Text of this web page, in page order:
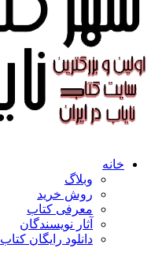
خانه
وبلاگ
روش خرید
معرفی کتاب
آثار نویسندگان
دانلود رایگان کتاب